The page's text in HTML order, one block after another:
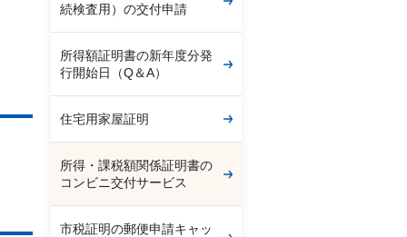
続検査用）の交付申請
所得額証明書の新年度分発
行開始日（Q＆A）
住宅用家屋証明
所得・課税額関係証明書の
コンビニ交付サービス
市税証明の郵便申請キャッ